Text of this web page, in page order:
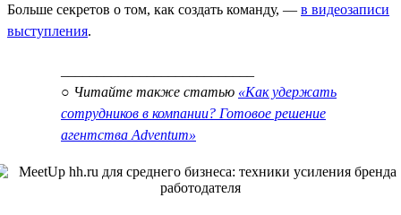
Больше секретов о том, как создать команду, — в видеозаписи
выступления.
○ Читайте также статью «Как удержать
сотрудников в компании? Готовое решение
агентства Adventum»